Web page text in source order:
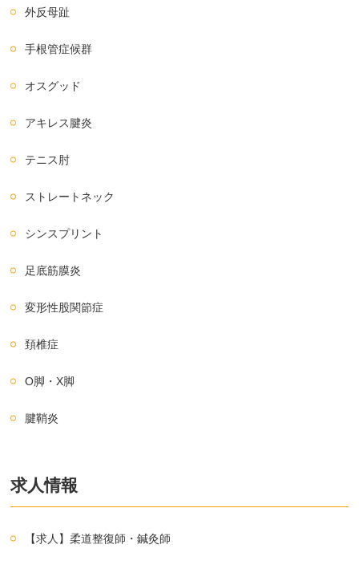
外反母趾
手根管症候群
オスグッド
アキレス腱炎
テニス肘
ストレートネック
シンスプリント
足底筋膜炎
変形性股関節症
頚椎症
O脚・X脚
腱鞘炎
求人情報
【求人】柔道整復師・鍼灸師